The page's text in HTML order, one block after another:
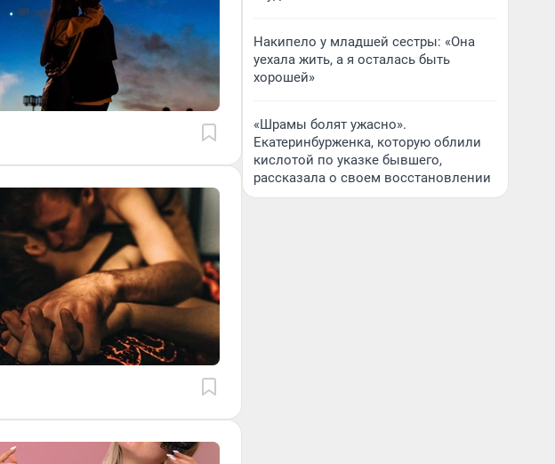
Накипело у младшей сестры: «Она
уехала жить, а я осталась быть
хорошей»
«Шрамы болят ужасно».
Екатеринбурженка, которую облили
кислотой по указке бывшего,
рассказала о своем восстановлении